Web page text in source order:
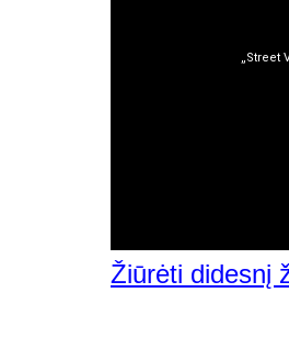
Žiūrėti didesnį